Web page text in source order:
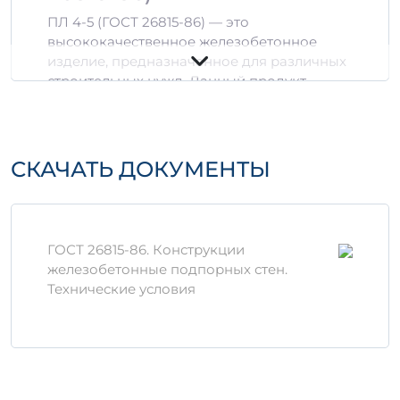
ПЛ 4-5 (ГОСТ 26815-86) — это
высококачественное железобетонное
изделие, предназначенное для различных
строительных нужд. Данный продукт
стен и других конструктивных элементов.
Размеры: 1200 x 600 x 150 мм
Объем: 1,1 м³
Марка прочности: Д1
Материалы и производство
СКАЧАТЬ ДОКУМЕНТЫ
ГОСТ 26815-86. Конструкции
железобетонные подпорных стен.
Технические условия